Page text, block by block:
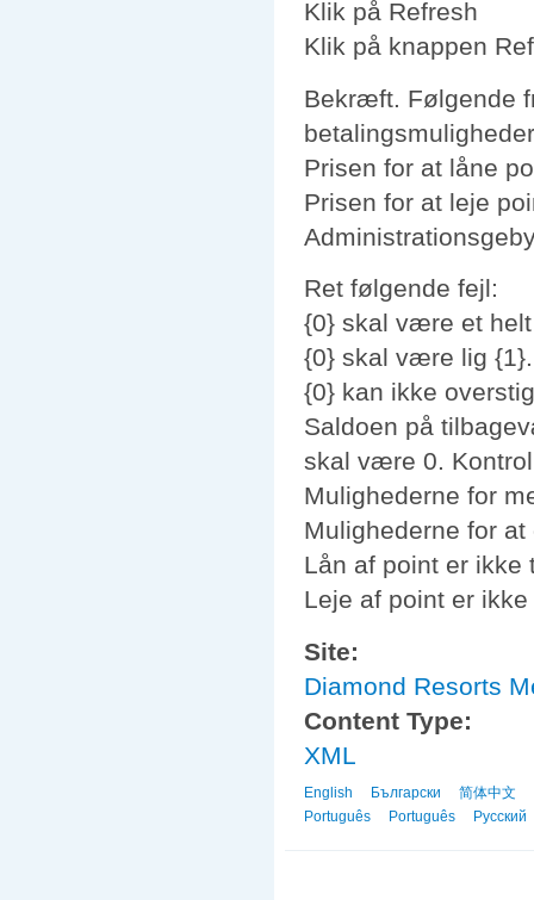
Klik på Refresh
Klik på knappen
Bekræft. Følgende
Prisen for at låne
Prisen for at leje
Ret følgende fejl:
{0} skal være et
{0} skal være lig {1}.
{0} kan ikke
Saldoen på
skal være 0.
Mulighederne for
Mulighederne for
Lån af point er ikke
Leje af point er
Site:
Diamond Resorts
Content Type:
XML
English Български
简体中文
Português
Português Русский